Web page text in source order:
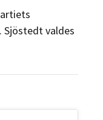
Sjöstedt valdes